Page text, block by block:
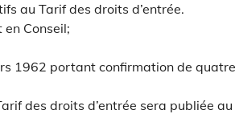
au Tarif des droits d’entrée.
Conseil;
1962 portant confirmation de quatre
des droits d’entrée sera publiée au